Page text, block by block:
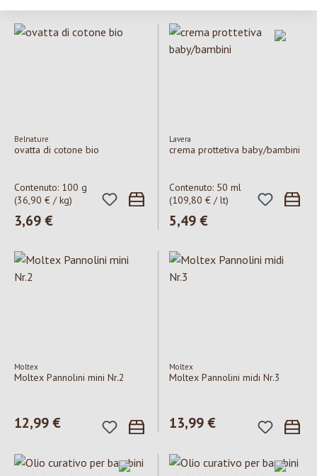
Belnature
ovatta di cotone bio
Contenuto: 100 g
(36,90 € / kg)
Prezzo normale:
3,69 €
Lavera
crema prottetiva baby/bambini
Contenuto: 50 ml
(109,80 € / lt)
Prezzo normale:
5,49 €
Moltex
Moltex Pannolini mini Nr.2
Prezzo normale:
12,99 €
Moltex
Moltex Pannolini midi Nr.3
Prezzo normale:
13,99 €